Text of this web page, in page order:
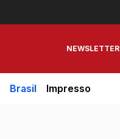
NEWSLETTER
Brasil Impresso